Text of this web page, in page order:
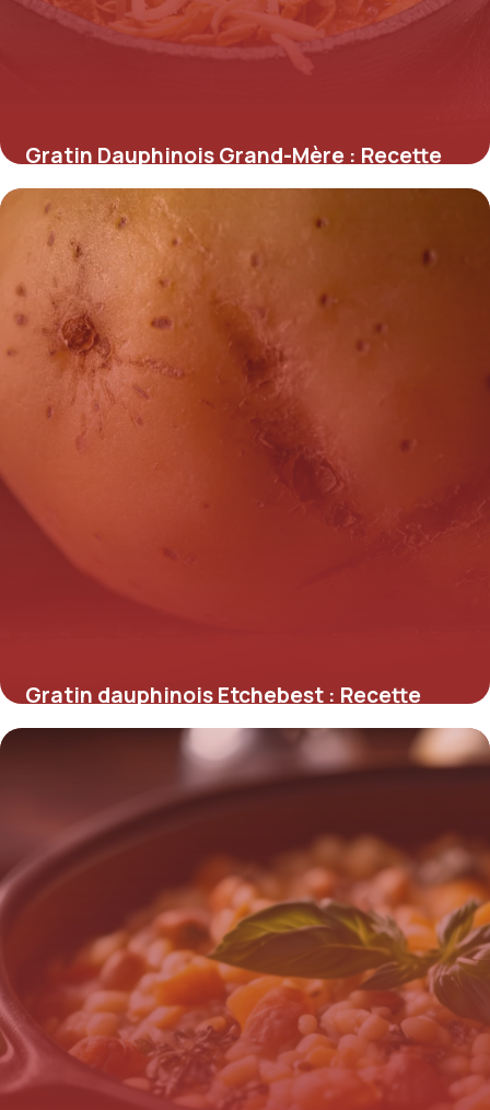
Gratin Dauphinois Grand-Mère : Recette
Authentique
12 mai 2026
Gratin dauphinois Etchebest : Recette
authentique